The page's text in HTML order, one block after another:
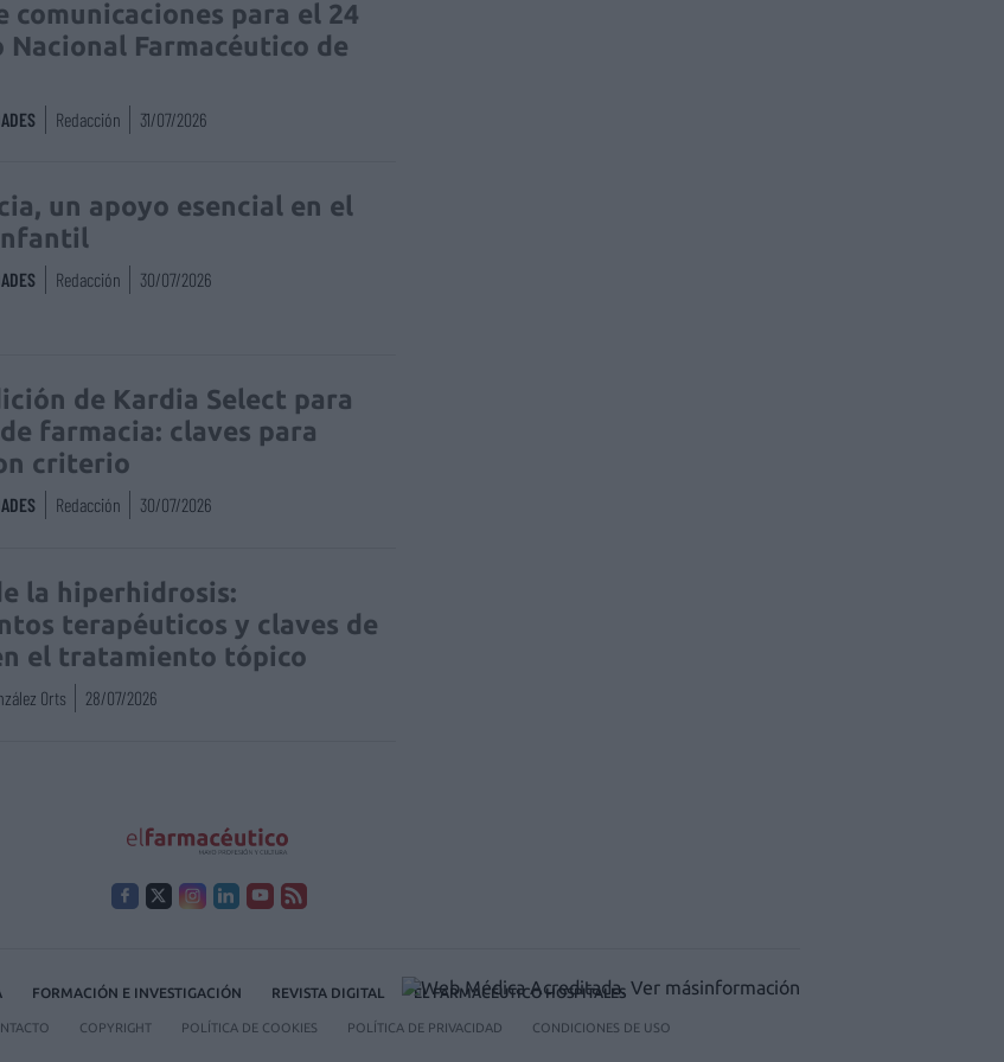
comunicaciones para el 24
Nacional Farmacéutico de
Redacción 31/07/2026
un apoyo esencial en el
Redacción 30/07/2026
de Kardia Select para
farmacia: claves para
criterio
Redacción 30/07/2026
la hiperhidrosis:
terapéuticos y claves de
el tratamiento tópico
Orts 28/07/2026
FORMACIÓN E INVESTIGACIÓN REVISTA DIGITAL EL FARMACÉUTICO HOSPITALES
COPYRIGHT POLÍTICA DE COOKIES POLÍTICA DE PRIVACIDAD CONDICIONES DE USO